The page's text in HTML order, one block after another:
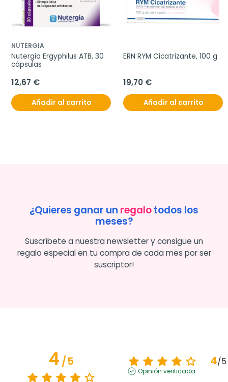
NUTERGIA
Nutergia Ergyphilus ATB, 30
cápsulas
12,67 €
Añadir al carrito
ERN RYM Cicatrizante, 100 g
19,70 €
Añadir al carrito
¿Quieres ganar un regalotodos los
meses?
Suscríbete a nuestra newsletter y consigue un
regalo especial en tu compra de cada mes por ser
suscriptor!
4/5 4/5
Opinión verificada